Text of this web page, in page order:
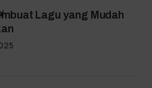
Lagu yang Mudah